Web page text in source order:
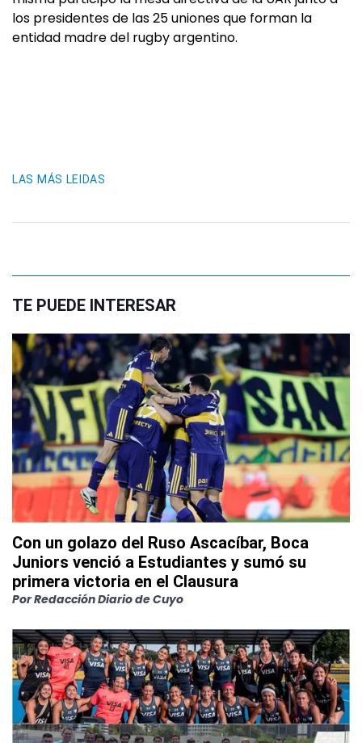
los presidentes de las 25 uniones que forman la
entidad madre del rugby argentino.
LAS MÁS LEIDAS
TE PUEDE INTERESAR
Con un golazo del Ruso Ascacíbar, Boca
Juniors venció a Estudiantes y sumó su
primera victoria en el Clausura
PorRedacción Diario de Cuyo